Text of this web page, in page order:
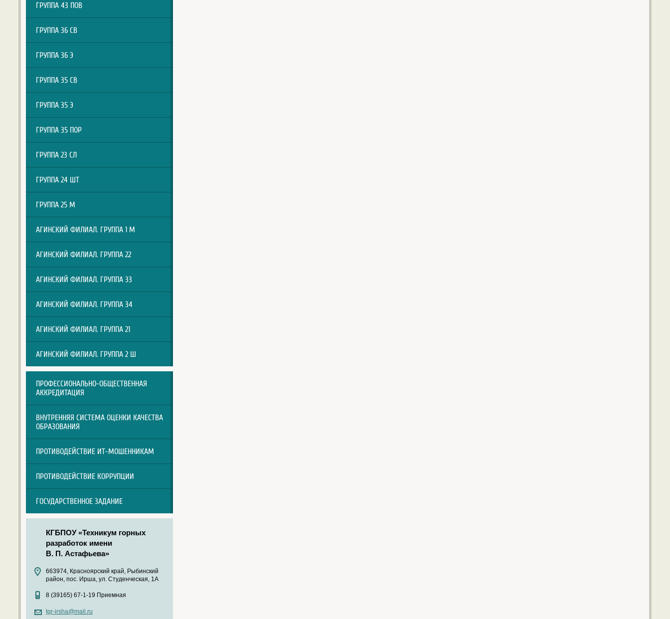
ГРУППА 43 ПОВ
ГРУППА 36 СВ
ГРУППА 36 Э
ГРУППА 35 СВ
ГРУППА 35 Э
ГРУППА 35 ПОР
ГРУППА 23 СЛ
ГРУППА 24 ШТ
ГРУППА 25 М
АГИНСКИЙ ФИЛИАЛ. ГРУППА 1 М
АГИНСКИЙ ФИЛИАЛ. ГРУППА 22
АГИНСКИЙ ФИЛИАЛ. ГРУППА 33
АГИНСКИЙ ФИЛИАЛ. ГРУППА 34
АГИНСКИЙ ФИЛИАЛ. ГРУППА 21
АГИНСКИЙ ФИЛИАЛ. ГРУППА 2 Ш
ПРОФЕССИОНАЛЬНО-ОБЩЕСТВЕННАЯ
АККРЕДИТАЦИЯ
ВНУТРЕННЯЯ СИСТЕМА ОЦЕНКИ КАЧЕСТВА
ОБРАЗОВАНИЯ
ПРОТИВОДЕЙСТВИЕ ИТ-МОШЕННИКАМ
ПРОТИВОДЕЙСТВИЕ КОРРУПЦИИ
ГОСУДАРСТВЕННОЕ ЗАДАНИЕ
КГБПОУ «Техникум горных
разработок имени
В. П. Астафьева»
663974, Красноярский край, Рыбинский
район, пос. Ирша, ул. Студенческая, 1А
8 (39165) 67-1-19 Приемная
tgr-irsha@mail.ru